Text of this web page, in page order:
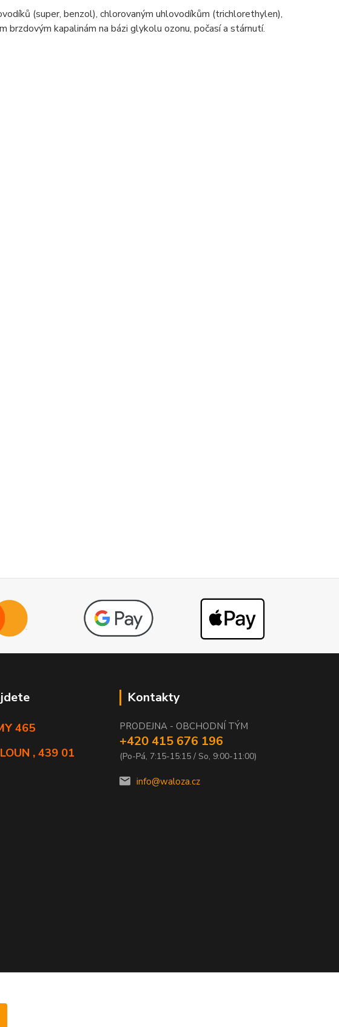
(super, benzol), chlorovaným uhlovodíkům (trichlorethylen),
kapalinám na bázi glykolu ozonu, počasí a stárnutí.
465
, 439 01
Kontakty
PRODEJNA - OBCHODNÍ TÝM
+420 415 676 196
(Po-Pá, 7:15-15:15 / So, 9:00-11:00)
info@waloza.cz